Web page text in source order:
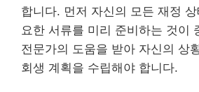
합니다. 먼저 자신의 모든 재정
요한 서류를 미리 준비하는 것이
전문가의 도움을 받아 자신의 상
회생 계획을 수립해야 합니다.